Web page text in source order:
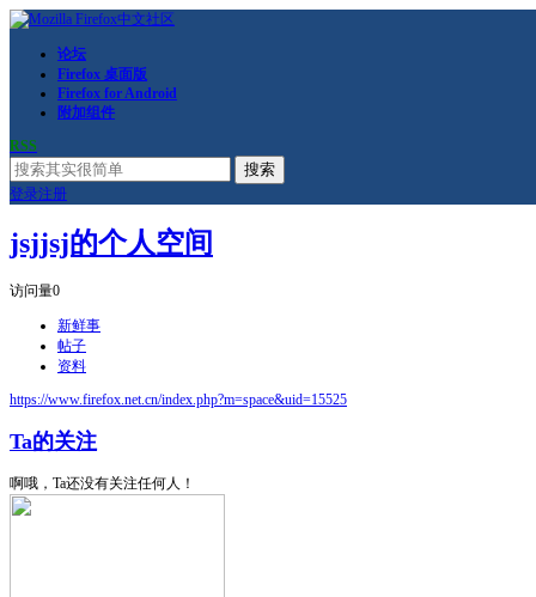
论坛
Firefox 桌面版
Firefox for Android
附加组件
RSS
搜索
登录注册
jsjjsj的个人空间
访问量0
新鲜事
帖子
资料
https://www.firefox.net.cn/index.php?m=space&uid=15525
Ta的关注
啊哦，Ta还没有关注任何人！